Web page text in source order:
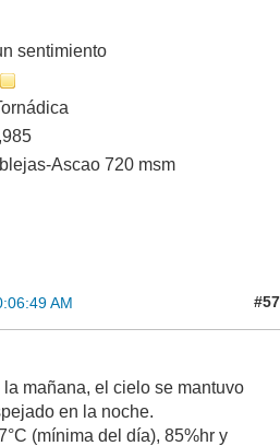
sentimiento
Ascao 720 msm
AM #57
mañana, el cielo se mantuvo
en la noche.
(mínima del día), 85%hr y